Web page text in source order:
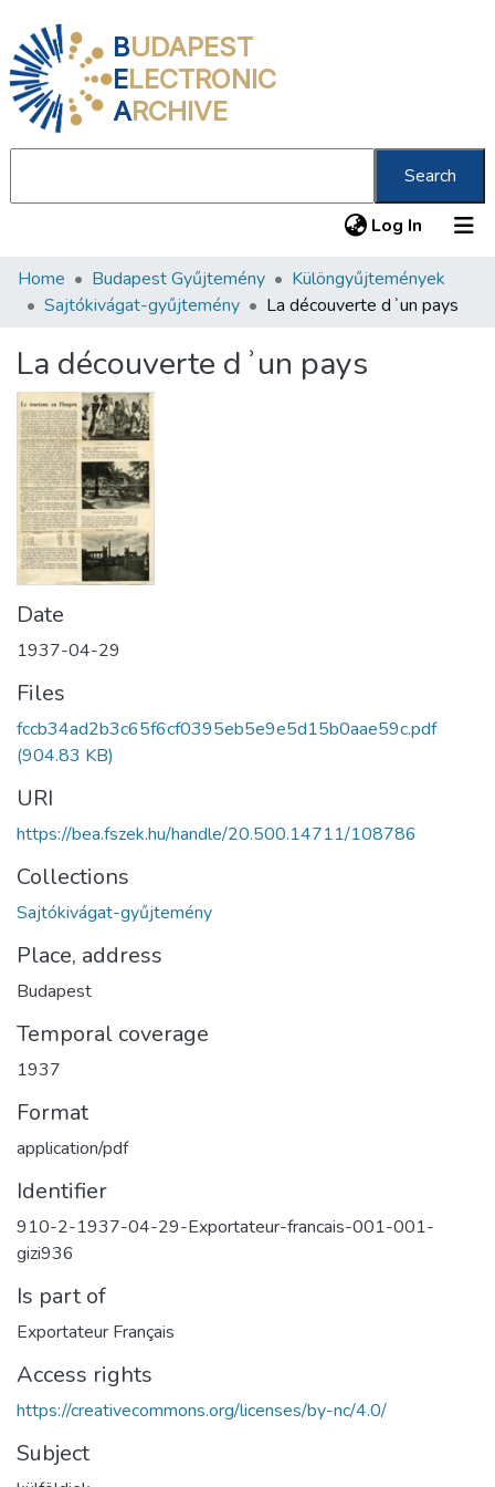
BUDAPEST
ELECTRONIC
ARCHIVE
Search
Log In (current)
Communities & Collections
Statistics
About us
Home Budapest Gyűjtemény
Különgyűjtemények
Sajtókivágat-gyűjtemény
La découverte dʾun pays
La découverte dʾun pays
Date
1937-04-29
Files
fccb34ad2b3c65f6cf0395eb5e9e5d15b0aae59c.pdf
(904.83 KB)
URI
https://bea.fszek.hu/handle/20.500.14711/108786
Collections
Sajtókivágat-gyűjtemény
Place, address
Budapest
Temporal coverage
1937
Format
application/pdf
Identifier
910-2-1937-04-29-Exportateur-francais-001-001-
gizi936
Is part of
Exportateur Français
Access rights
https://creativecommons.org/licenses/by-nc/4.0/
Subject